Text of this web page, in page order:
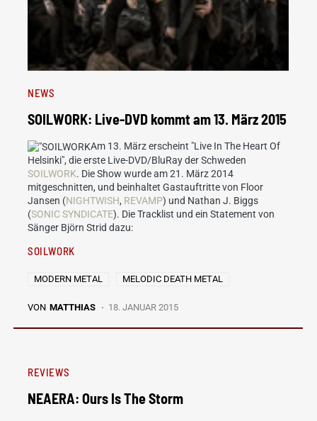
NEWS
SOILWORK: Live-DVD kommt am 13. März 2015
Am 13. März erscheint "Live In The Heart Of
Helsinki", die erste Live-DVD/BluRay der Schweden
SOILWORK. Die Show wurde am 21. März 2014
mitgeschnitten, und beinhaltet Gastauftritte von Floor
Jansen (NIGHTWISH, REVAMP) und Nathan J. Biggs
(SONIC SYNDICATE). Die Tracklist und ein Statement von
Sänger Björn Strid dazu:
SOILWORK
MODERN METAL MELODIC DEATH METAL
VON MATTHIAS 18. JANUAR 2015
REVIEWS
NEAERA: Ours Is The Storm